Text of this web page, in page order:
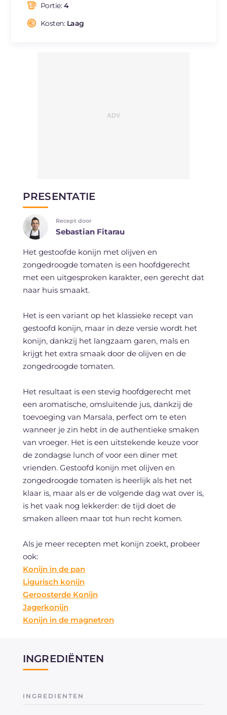
Portie:4
Kosten: Laag
PRESENTATIE
Recept door
Sebastian Fitarau
Het gestoofde konijn met olijven en
zongedroogde tomaten is een hoofdgerecht
met een uitgesproken karakter, een gerecht dat
naar huis smaakt.
Het is een variant op het klassieke recept van
gestoofd konijn, maar in deze versie wordt het
konijn, dankzij het langzaam garen, mals en
krijgt het extra smaak door de olijven en de
zongedroogde tomaten.
Het resultaat is een stevig hoofdgerecht met
een aromatische, omsluitende jus, dankzij de
toevoeging van Marsala, perfect om te eten
wanneer je zin hebt in de authentieke smaken
van vroeger. Het is een uitstekende keuze voor
de zondagse lunch of voor een diner met
vrienden. Gestoofd konijn met olijven en
zongedroogde tomaten is heerlijk als het net
klaar is, maar als er de volgende dag wat over is,
is het vaak nog lekkerder: de tijd doet de
smaken alleen maar tot hun recht komen.
Als je meer recepten met konijn zoekt, probeer
ook:
Konijn in de pan
Ligurisch konijn
Geroosterde Konijn
Jagerkonijn
Konijn in de magnetron
INGREDIËNTEN
INGREDIENTEN